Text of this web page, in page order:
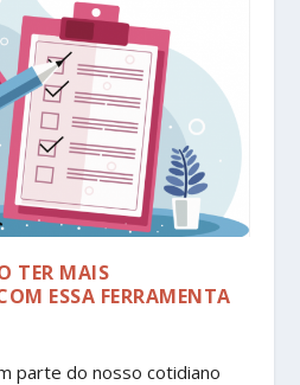
TER MAIS
ESSA FERRAMENTA
parte do nosso cotidiano